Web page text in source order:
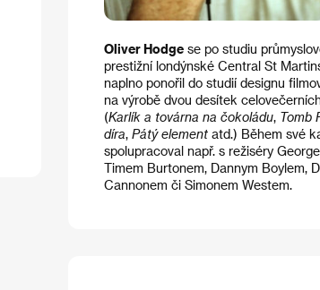
Oliver Hodgese po studiu
prestižní londýnské Central St
naplno ponořil do studií designu
na výrobě dvou desítek
(Karlík a továrna na čokoládu, Tomb
díra, Pátý elementatd.) Během své
spolupracoval např. s režiséry
Timem Burtonem, Dannym Boylem,
Cannonem či Simonem Westem.